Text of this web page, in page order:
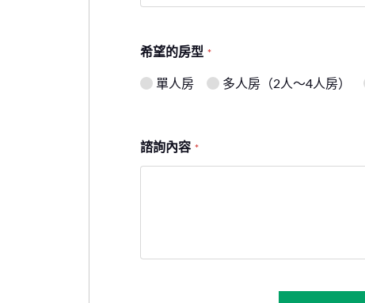
希望的房型 *
單人房 多人房（2人～4人房）
諮詢內容 *